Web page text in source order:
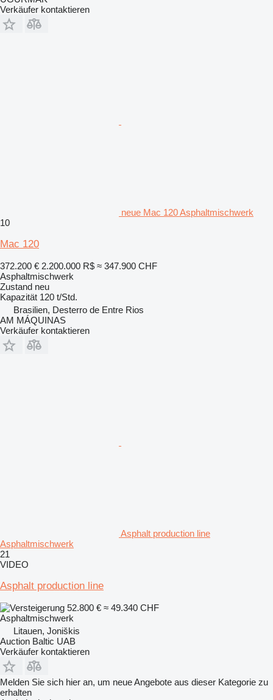
Verkäufer kontaktieren
neue Mac 120 Asphaltmischwerk
10
Mac 120
372.200 € 2.200.000 R$ ≈ 347.900 CHF
Asphaltmischwerk
Zustand neu
Kapazität 120 t/Std.
Brasilien, Desterro de Entre Rios
AM MÁQUINAS
Verkäufer kontaktieren
Asphalt production line
Asphaltmischwerk
21
VIDEO
Asphalt production line
52.800 € ≈ 49.340 CHF
Asphaltmischwerk
Litauen, Joniškis
Auction Baltic UAB
Verkäufer kontaktieren
Melden Sie sich hier an, um neue Angebote aus dieser Kategorie zu
erhalten